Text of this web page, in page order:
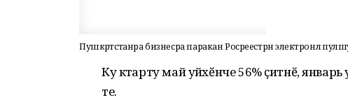
Пушкӑртстанра бизнесра паракан Росреестрӑн электронлӑ
Ку кӑтарту май уйӑхӗнче 56% ҫитнӗ,
те.